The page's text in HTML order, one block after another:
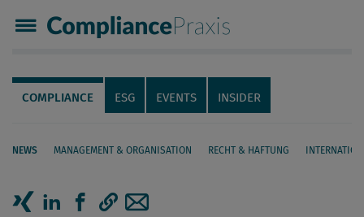
Compliance Praxis
Servicenavigation
Navigation
COMPLIANCE ESG EVENTS INSIDER
NEWS MANAGEMENT & ORGANISATION RECHT & HAFTUNG
Seiteninhalt